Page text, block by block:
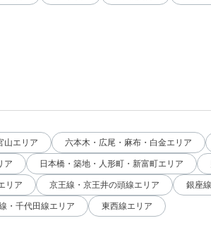
山エリア 六本木・広尾・麻布・白金エリア
ア 日本橋・築地・人形町・新富町エリア
リア 京王線・京王井の頭線エリア 銀座
・千代田線エリア 東西線エリア